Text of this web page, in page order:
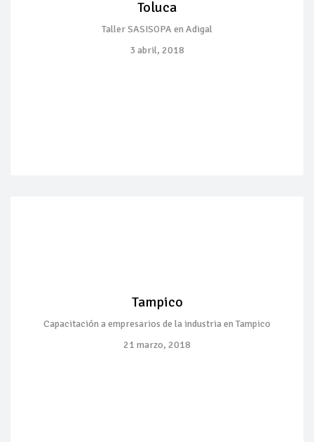
Toluca
Taller SASISOPA en Adigal
3 abril, 2018
Tampico
Capacitación a empresarios de la industria en Tampico
21 marzo, 2018